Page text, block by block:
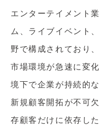
エンターテイメント
ム、ライブイベント
野で構成されており
市場環境が急速に変
境下で企業が持続的
新規顧客開拓が不可
存顧客だけに依存し